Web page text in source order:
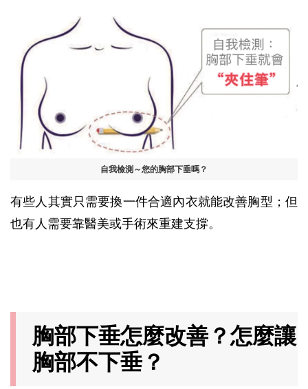
自我檢測～您的胸部下垂嗎？
有些人其實只需要換一件合適內衣就能改善胸型；但
也有人需要靠醫美或手術來重建支撐。
胸部下垂怎麼改善？怎麼讓
胸部不下垂？